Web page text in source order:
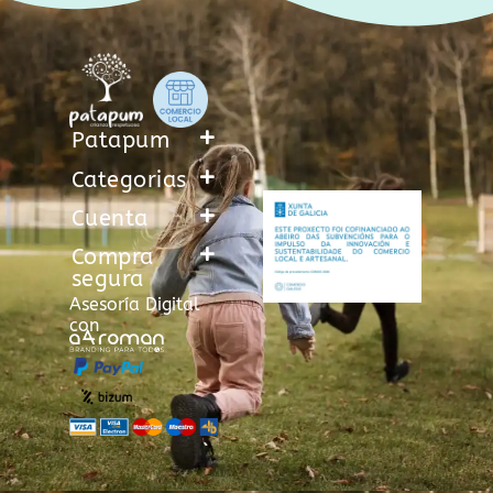
Patapum
Categorias
Cuenta
Compra
segura
Asesoría Digital
con